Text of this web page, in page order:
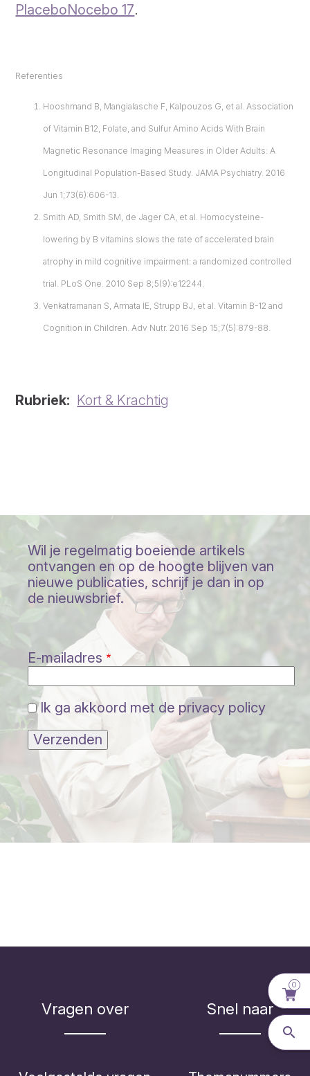
PlaceboNocebo 17.
Referenties
Hooshmand B, Mangialasche F, Kalpouzos G, et al. Association
of Vitamin B12, Folate, and Sulfur Amino Acids With Brain
Magnetic Resonance Imaging Measures in Older Adults: A
Longitudinal Population-Based Study. JAMA Psychiatry. 2016
Jun 1;73(6):606-13.
Smith AD, Smith SM, de Jager CA, et al. Homocysteine-
lowering by B vitamins slows the rate of accelerated brain
atrophy in mild cognitive impairment: a randomized controlled
trial. PLoS One. 2010 Sep 8;5(9):e12244.
Venkatramanan S, Armata IE, Strupp BJ, et al. Vitamin B-12 and
Cognition in Children. Adv Nutr. 2016 Sep 15;7(5):879-88.
Rubriek Kort & Krachtig
Wil je regelmatig boeiende artikels
ontvangen en op de hoogte blijven van
nieuwe publicaties, schrijf je dan in op
de nieuwsbrief.
E-mailadres
Ik ga akkoord met de privacy policy
Verzenden
Vragen over Snel naar
0